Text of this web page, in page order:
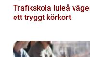
Trafikskola luleå vägen till
ett tryggt körkort